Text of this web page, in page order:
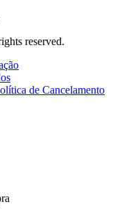
reserved.
de Cancelamento